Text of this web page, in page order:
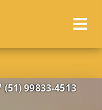
(51) 99833-4513